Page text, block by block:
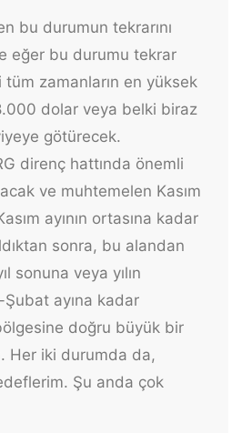
bu durumun tekrarını
eğer bu durumu tekrar
zamanların en yüksek
dolar veya belki biraz
götürecek.
direnç hattında önemli
ve muhtemelen Kasım
ayının ortasına kadar
sonra, bu alandan
sonuna veya yılın
ayına kadar
doğru büyük bir
Her iki durumda da,
Şu anda çok